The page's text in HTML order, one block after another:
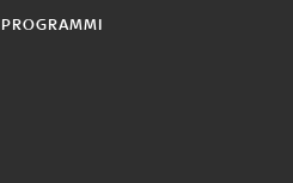
PROGRAMMI